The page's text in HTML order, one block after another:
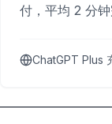
付，平均 2 分
ChatGPT Plus